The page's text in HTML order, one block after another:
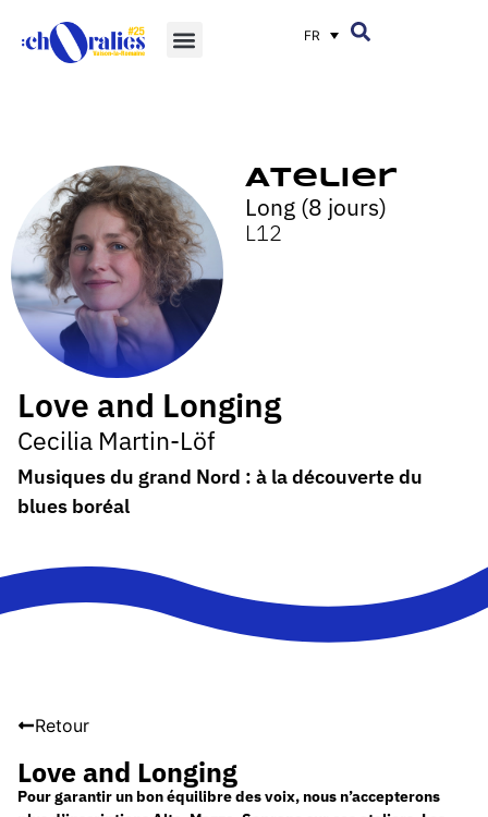
FR
Atelier
Long (8 jours)
L12
Love and Longing
Cecilia Martin-Löf
Musiques du grand Nord : à la découverte du
blues boréal
Retour
Love and Longing
Pour garantir un bon équilibre des voix, nous n’accepterons